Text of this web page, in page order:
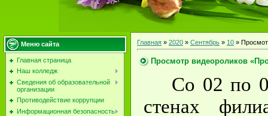
Меню сайта
Главная страница
Наш колледж
Сведения об образовательной
организации
Противодействие коррупции
Информационная безопасность
Главная » 2020 » Сентябрь » 10 »
Просмотр видеороликов
Со 02 по
стенах